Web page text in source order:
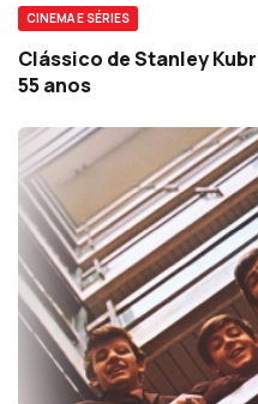
CINEMA E SÉRIES
Clássico de Stanley
55 anos